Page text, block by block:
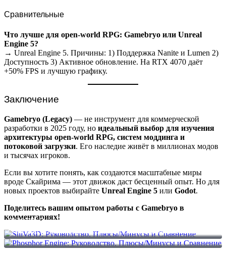
Сравнительные
Что лучше для open-world RPG: Gamebryo или Unreal
Engine 5?
→ Unreal Engine 5. Причины: 1) Поддержка Nanite и Lumen 2)
Доступность 3) Активное обновление. На RTX 4070 даёт
+50% FPS и лучшую графику.
Заключение
Gamebryo (Legacy) — не инструмент для коммерческой
разработки в 2025 году, но идеальный выбор для изучения
архитектуры open-world RPG, систем моддинга и
потоковой загрузки. Его наследие живёт в миллионах модов
и тысячах игроков.
Если вы хотите понять, как создаются масштабные миры
вроде Скайрима — этот движок даст бесценный опыт. Но для
новых проектов выбирайте Unreal Engine 5 или Godot.
Поделитесь вашим опытом работы с Gamebryo в
комментариях!
ShiVa3D: Руководство, Плюсы/Минусы и Сравнение
Phosphor Engine: Руководство, Плюсы/Минусы и Сравнение